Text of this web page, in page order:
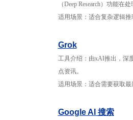
（Deep Research）功能在
适用场景：适合复杂逻辑
Grok
工具介绍：由xAI推出，深
点资讯。
适用场景：适合需要获取
Google AI 搜索